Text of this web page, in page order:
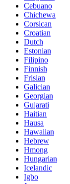
Cebuano
Chichewa
Corsican
Croatian
Dutch
Estonian
Filipino
Finnish
Frisian
Galician
Georgian
Gujarati
Haitian
Hausa
Hawaiian
Hebrew
Hmong
Hungarian
Icelandic
Igbo